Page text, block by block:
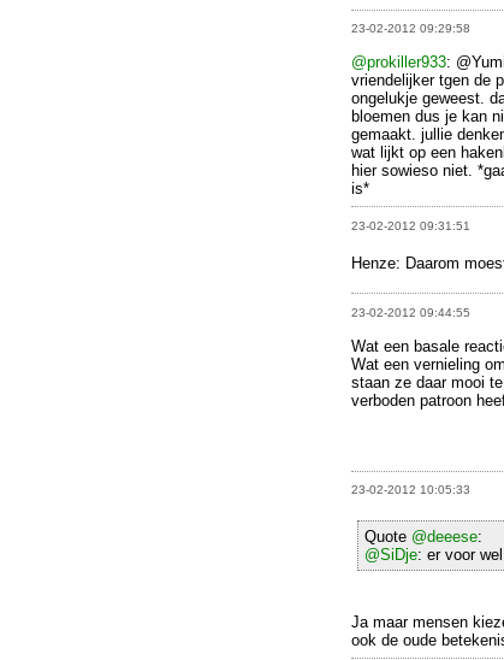
23-02-2012 09:29:58
@prokiller933:
vriendelijker tgen de
ongelukje geweest.
bloemen dus je kan
gemaakt. jullie
wat lijkt op een
hier sowieso niet.
is*
23-02-2012 09:31:51
Henze: Daarom
23-02-2012 09:44:55
Wat een basale
Wat een vernieling
staan ze daar mooi
verboden patroon
23-02-2012 10:05:33
Quote @deeese:
@SiDje: er voor
Ja maar mensen
ook de oude